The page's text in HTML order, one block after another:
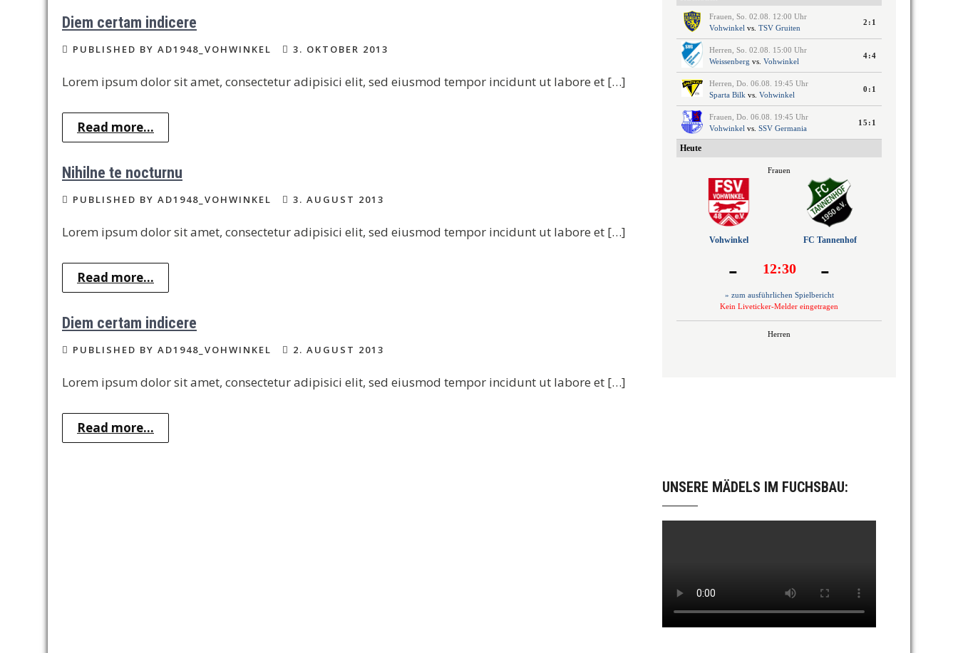
Diem certam indicere
PUBLISHED BY AD1948_VOHWINKEL 3. OKTOBER 2013
Lorem ipsum dolor sit amet, consectetur adipisici elit, sed eiusmod tempor incidunt ut labore et […]
Read more...
Nihilne te nocturnu
PUBLISHED BY AD1948_VOHWINKEL 3. AUGUST 2013
Lorem ipsum dolor sit amet, consectetur adipisici elit, sed eiusmod tempor incidunt ut labore et […]
Read more...
Diem certam indicere
PUBLISHED BY AD1948_VOHWINKEL 2. AUGUST 2013
Lorem ipsum dolor sit amet, consectetur adipisici elit, sed eiusmod tempor incidunt ut labore et […]
Read more...
UNSERE MÄDELS IM FUCHSBAU: